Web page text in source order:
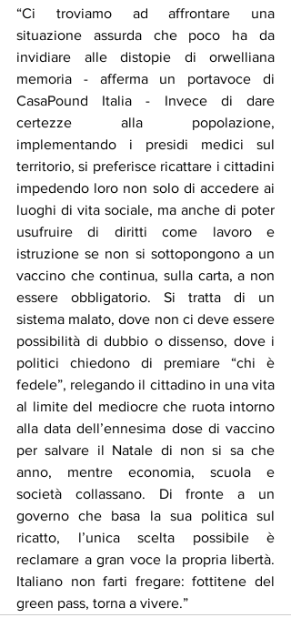
“Ci troviamo ad affrontare una
situazione assurda che poco ha da
invidiare alle distopie di orwelliana
memoria - afferma un portavoce di
CasaPound Italia - Invece di dare
certezze alla popolazione,
implementando i presidi medici sul
territorio, si preferisce ricattare i cittadini
impedendo loro non solo di accedere ai
luoghi di vita sociale, ma anche di poter
usufruire di diritti come lavoro e
istruzione se non si sottopongono a un
vaccino che continua, sulla carta, a non
essere obbligatorio. Si tratta di un
sistema malato, dove non ci deve essere
possibilità di dubbio o dissenso, dove i
politici chiedono di premiare “chi è
fedele”, relegando il cittadino in una vita
al limite del mediocre che ruota intorno
alla data dell’ennesima dose di vaccino
per salvare il Natale di non si sa che
anno, mentre economia, scuola e
società collassano. Di fronte a un
governo che basa la sua politica sul
ricatto, l’unica scelta possibile è
reclamare a gran voce la propria libertà.
Italiano non farti fregare: fottitene del
green pass, torna a vivere.”